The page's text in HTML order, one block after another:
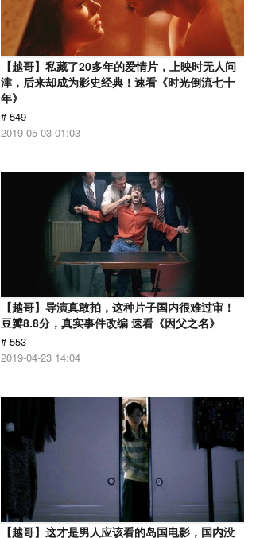
【越哥】私藏了20多年的爱情片，上映时无人问
津，后来却成为影史经典！速看《时光倒流七十
年》
# 549
2019-05-03 01:03
【越哥】导演真敢拍，这种片子国内很难过审！
豆瓣8.8分，真实事件改编 速看《因父之名》
# 553
2019-04-23 14:04
【越哥】这才是男人应该看的岛国电影，国内没